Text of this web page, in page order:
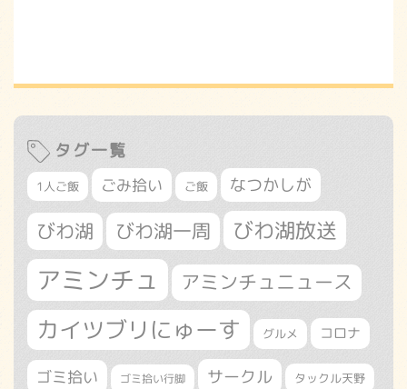
タグ一覧
1人ご飯 ごみ拾い ご飯 なつかしが
びわ湖 びわ湖一周 びわ湖放送
アミンチュ アミンチュニュース
カイツブリにゅーす グルメ コロナ
ゴミ拾い ゴミ拾い行脚 サークル タックル天野